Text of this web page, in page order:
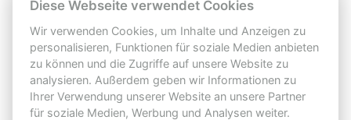
Hast du noch Fragen?
Dann schreib uns doch kurz und einfach über
WhatsApp:
Diese Webseite verwendet Cookies
Wir verwenden Cookies, um Inhalte und Anzeigen zu
personalisieren, Funktionen für soziale Medien anbieten
zu können und die Zugriffe auf unsere Website zu
analysieren. Außerdem geben wir Informationen zu
Ihrer Verwendung unserer Website an unsere Partner
für soziale Medien, Werbung und Analysen weiter.